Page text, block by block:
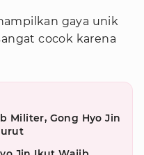
gaya unik
cocok karena
Militer, Gong Hyo Jin